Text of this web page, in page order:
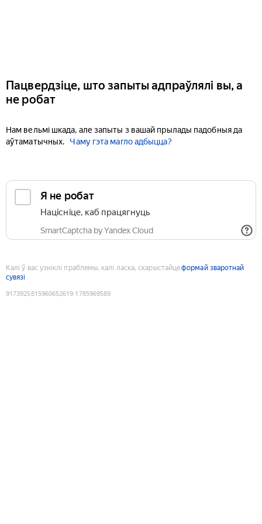
Пацвердзіце, што запыты адпраўлялі вы, а
не робат
Нам вельмі шкада, але запыты з вашай прылады падобныя да
аўтаматычных.
Чаму гэта магло адбыцца?
Я не робат
Націсніце, каб працягнуць
SmartCaptcha by Yandex Cloud
Калі ў вас узніклі праблемы, калі ласка, скарыстайцеформай зваротнай
сувязі
9173925815960652619:1785969589